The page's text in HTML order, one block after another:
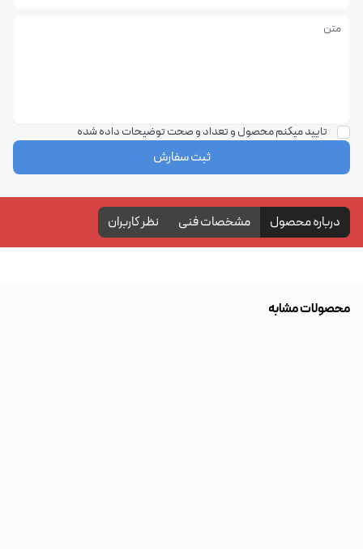
تایید میکنم محصول و تعداد و صحت توضیحات داده شده
ثبت سفارش
درباره محصول مشخصات فنی نظر کاربران
محصولات مشابه